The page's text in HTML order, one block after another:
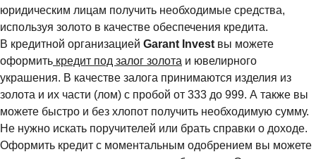
юридическим лицам получить необходимые средства,
используя золото в качестве обеспечения кредита.
В кредитной организацией Garant Invest вы можете
оформить кредит под залог золота и ювелирного
украшения. В качестве залога принимаются изделия из
золота и их части (лом) с пробой от 333 до 999. А также вы
можете быстро и без хлопот получить необходимую сумму.
Не нужно искать поручителей или брать справки о доходе.
Оформить кредит с моментальным одобрением вы можете